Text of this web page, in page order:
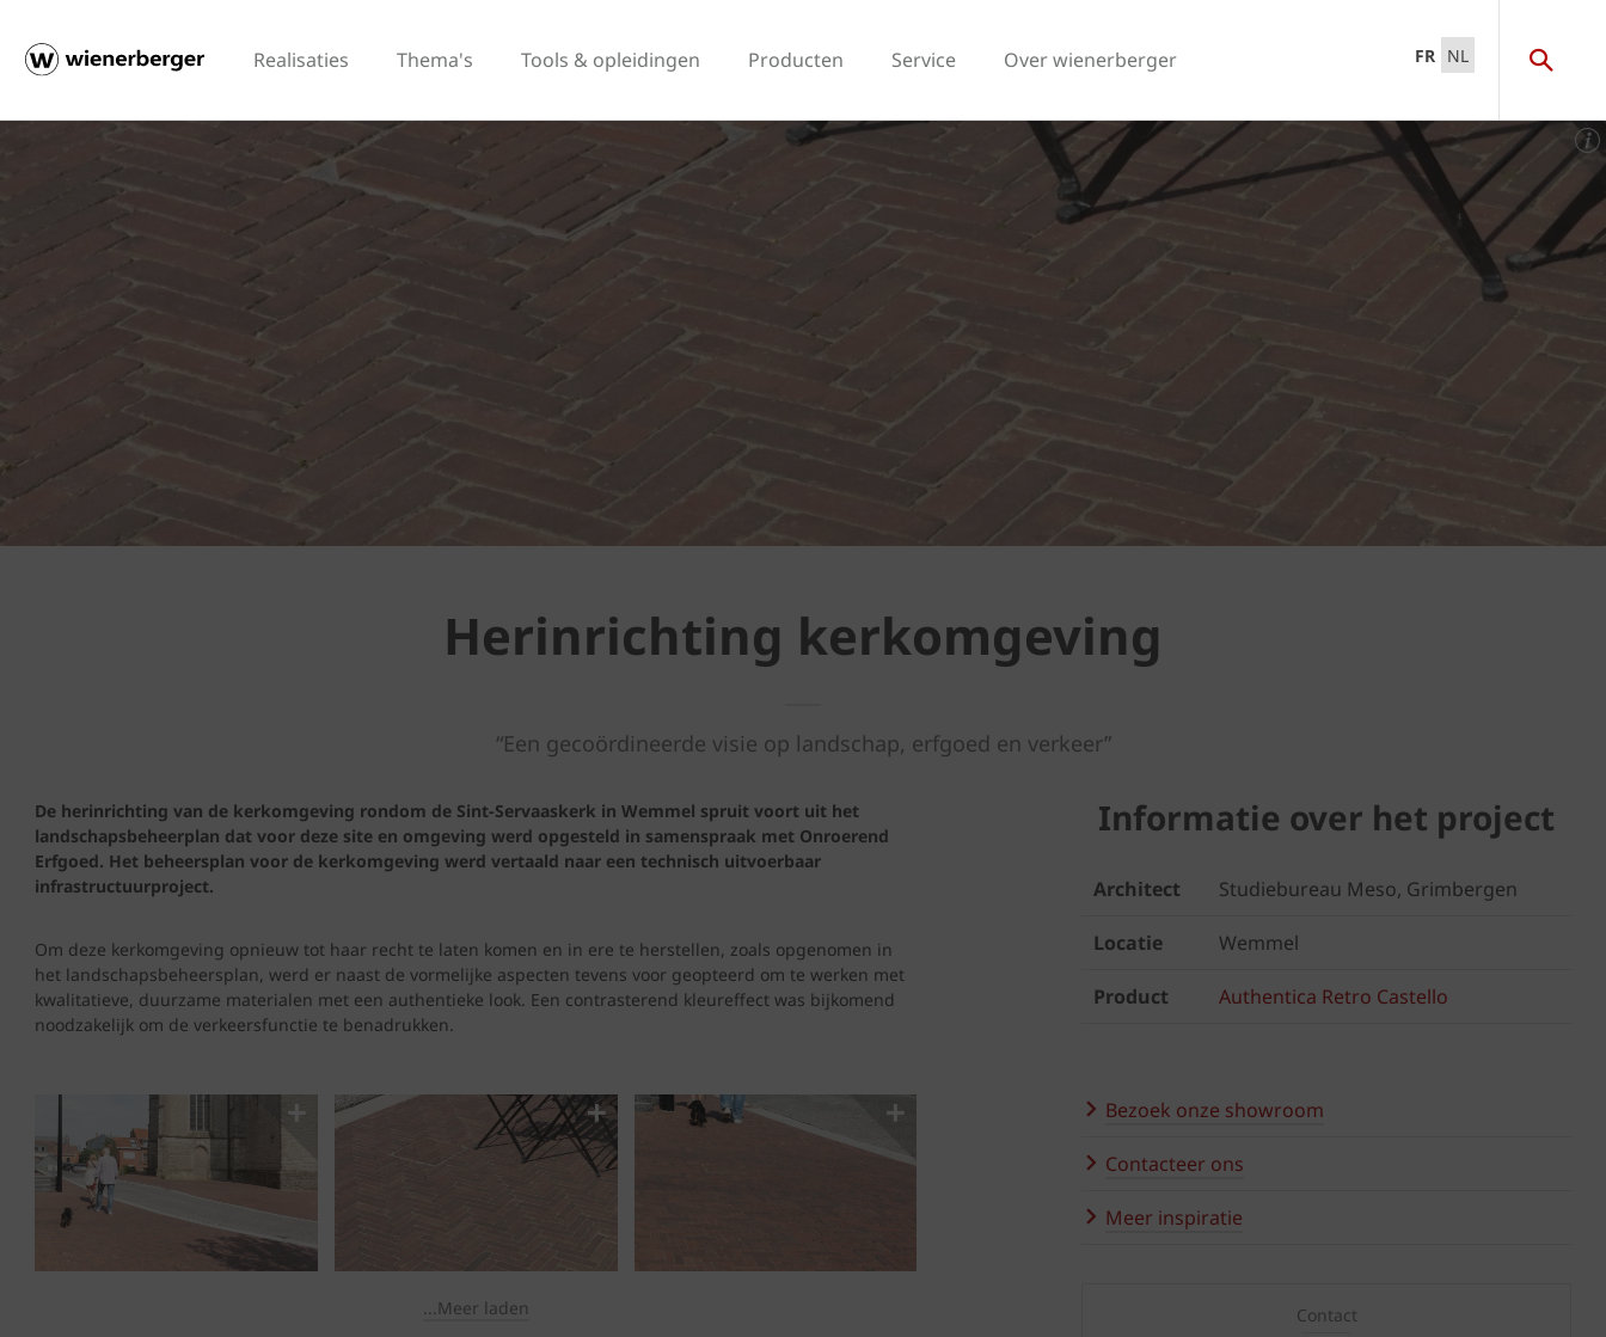
Realisaties Thema's Tools & opleidingen Producten Service Over wienerberger FR NL
Herinrichting kerkomgeving
“Een gecoördineerde visie op landschap, erfgoed en verkeer”
De herinrichting van de kerkomgeving rondom de Sint-Servaaskerk in Wemmel spruit voort uit het
landschapsbeheerplan dat voor deze site en omgeving werd opgesteld in samenspraak met Onroerend
Erfgoed. Het beheersplan voor de kerkomgeving werd vertaald naar een technisch uitvoerbaar
infrastructuurproject.
Om deze kerkomgeving opnieuw tot haar recht te laten komen en in ere te herstellen, zoals opgenomen in
het landschapsbeheersplan, werd er naast de vormelijke aspecten tevens voor geopteerd om te werken met
kwalitatieve, duurzame materialen met een authentieke look. Een contrasterend kleureffect was bijkomend
noodzakelijk om de verkeersfunctie te benadrukken.
...Meer laden
Informatie over het project
Architect Studiebureau Meso, Grimbergen
Locatie Wemmel
Product Authentica Retro Castello
Bezoek onze showroom
Contacteer ons
Meer inspiratie
Contact